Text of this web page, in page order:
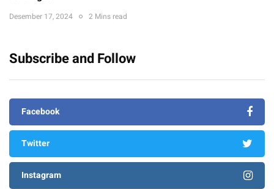
Desember 17, 2024 2 Mins read
Subscribe and Follow
Facebook
Twitter
Instagram